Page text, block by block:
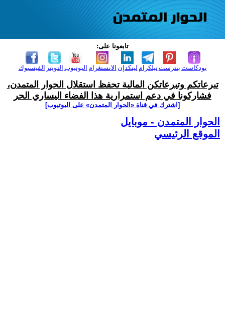
تابعونا على:
الفيسبوك التويتر اليوتيوب الانستغرام لينكدإن تيلكرامبنترست بودكاست
تبرعاتكم وتبرعاتكن المالية تحفظ استقلال الحوار المتمدن،
فشاركونا في دعم استمرارية هذا الفضاء اليساري الحر
[اشترك في قناة ‫«الحوار المتمدن» على اليوتيوب]
الحوار المتمدن - موبايل
الموقع الرئيسي